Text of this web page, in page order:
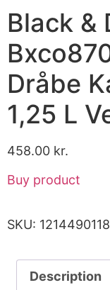
Black &
Dråbe
1,25 L
458.00 kr.
Buy product
SKU:
Description